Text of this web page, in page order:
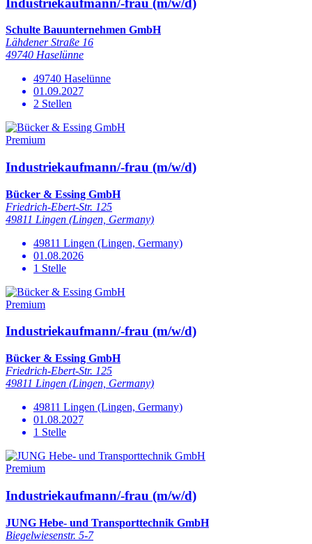
Schulte Bauunternehmen GmbH
Lähdener Straße 16
49740 Haselünne
49740 Haselünne
01.09.2027
2 Stellen
Premium
Industriekaufmann/-frau (m/w/d)
Bücker & Essing GmbH
Friedrich-Ebert-Str. 125
49811 Lingen (Lingen, Germany)
49811 Lingen (Lingen, Germany)
01.08.2026
1 Stelle
Premium
Industriekaufmann/-frau (m/w/d)
Bücker & Essing GmbH
Friedrich-Ebert-Str. 125
49811 Lingen (Lingen, Germany)
49811 Lingen (Lingen, Germany)
01.08.2027
1 Stelle
Premium
Industriekaufmann/-frau (m/w/d)
JUNG Hebe- und Transporttechnik GmbH
Biegelwiesenstr. 5-7